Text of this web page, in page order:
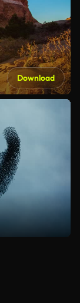
Download